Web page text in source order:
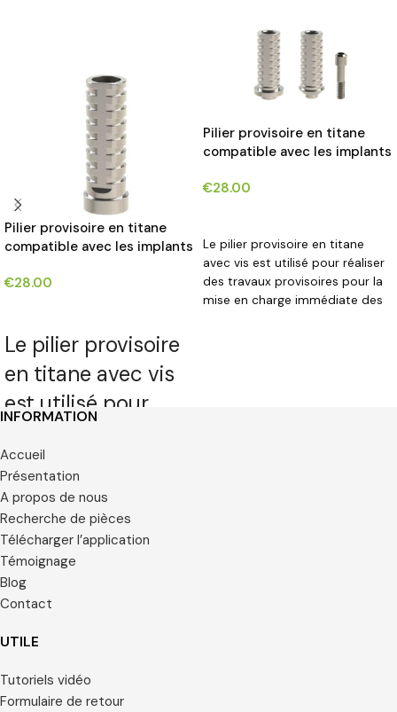
Pilier provisoire en titane
compatible avec les implants
€28.00
Le pilier provisoire
en titane avec vis
est utilisé pour
travaux provisoires
pour la mise en
charge immédiate
des implants
Pilier provisoire en titane
compatible avec les implants
€28.00
Le pilier provisoire en titane
avec vis est utilisé pour réaliser
des travaux provisoires pour la
mise en charge immédiate des
INFORMATION
Accueil
Présentation
A propos de nous
Recherche de pièces
Télécharger l’application
Témoignage
Blog
Contact
UTILE
Tutoriels vidéo
Formulaire de retour